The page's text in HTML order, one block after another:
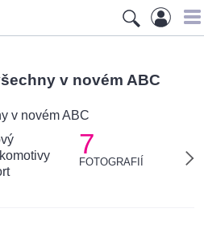
v novém ABC
7
FOTOGRAFIÍ